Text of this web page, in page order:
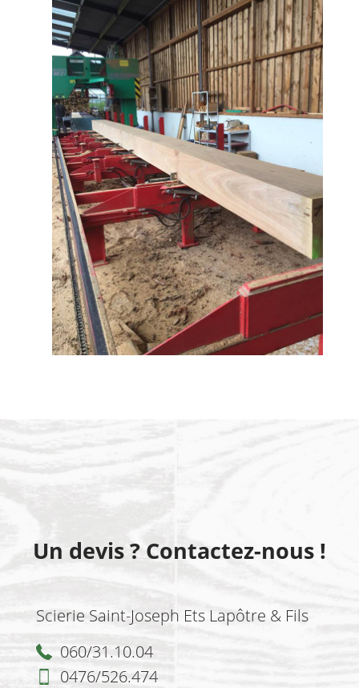
Un devis ? Contactez-nous !
Scierie Saint-Joseph Ets Lapôtre & Fils
060/31.10.04
0476/526.474